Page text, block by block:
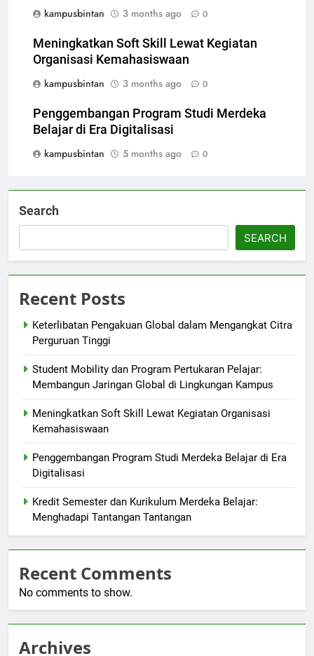
kampusbintan
3 months ago 0
Meningkatkan Soft Skill Lewat Kegiatan
Organisasi Kemahasiswaan
kampusbintan
3 months ago 0
Penggembangan Program Studi Merdeka
Belajar di Era Digitalisasi
kampusbintan
5 months ago 0
Search
SEARCH
Recent Posts
Keterlibatan Pengakuan Global dalam Mengangkat Citra
Perguruan Tinggi
Student Mobility dan Program Pertukaran Pelajar:
Membangun Jaringan Global di Lingkungan Kampus
Meningkatkan Soft Skill Lewat Kegiatan Organisasi
Kemahasiswaan
Penggembangan Program Studi Merdeka Belajar di Era
Digitalisasi
Kredit Semester dan Kurikulum Merdeka Belajar:
Menghadapi Tantangan Tantangan
Recent Comments
No comments to show.
Archives